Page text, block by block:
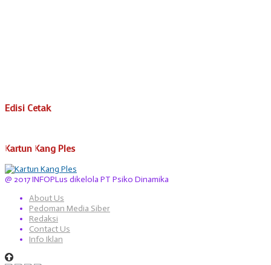
Edisi Cetak
Kartun Kang Ples
@ 2017 INFOPLus dikelola PT Psiko Dinamika
About Us
Pedoman Media Siber
Redaksi
Contact Us
Info Iklan